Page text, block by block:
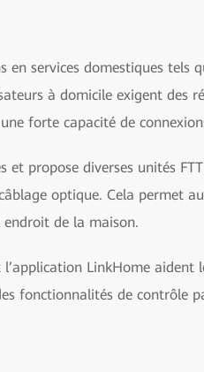
services domestiques tels
à domicile exigent des
forte capacité de
et propose diverses unités
optique. Cela permet
endroit de la maison.
LinkHome aident
fonctionnalités de contrôle